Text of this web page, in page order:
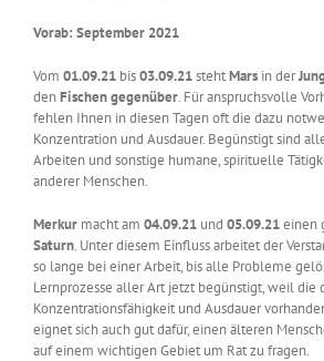
Vorab: September 2021
Vom 01.09.21 bis03.09.21stehtMars in der
denFischengegenüber. Für anspruchsvolle
fehlen Ihnen in diesen Tagen oft die dazu
Konzentration und Ausdauer. Begünstigt sind
Arbeiten und sonstige humane, spirituelle
anderer Menschen.
Merkur macht am 04.09.21 und 05.09.21einen
Saturn. Unter diesem Einfluss arbeitet der
so lange bei einer Arbeit, bis alle Probleme
Lernprozesse aller Art jetzt begünstigt, weil die
Konzentrationsfähigkeit und Ausdauer
eignet sich auch gut dafür, einen älteren
auf einem wichtigen Gebiet um Rat zu fragen.